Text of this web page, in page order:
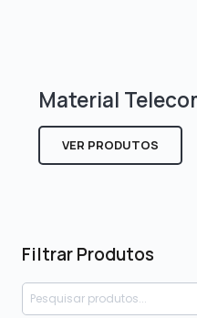
Filtrar Produtos
Material
VER PRODUTOS